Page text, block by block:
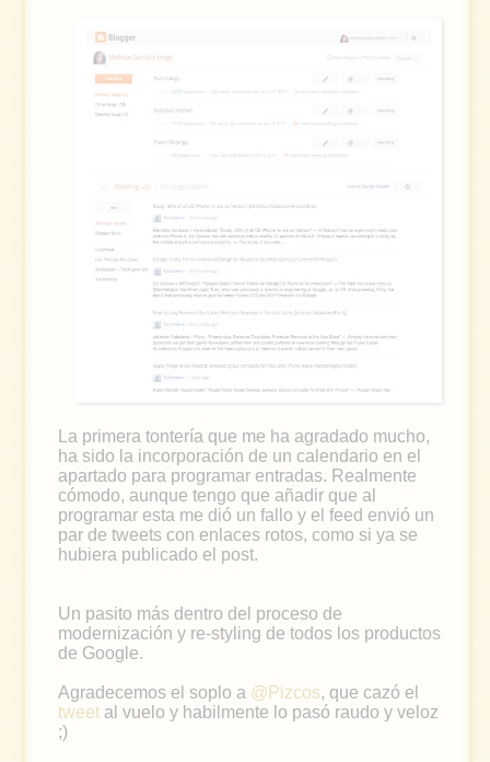
La primera tontería que me ha agradado mucho,
ha sido la incorporación de un calendario en el
apartado para programar entradas. Realmente
cómodo, aunque tengo que añadir que al
programar esta me dió un fallo y el feed envió un
par de tweets con enlaces rotos, como si ya se
hubiera publicado el post.
Un pasito más dentro del proceso de
modernización y re-styling de todos los productos
de Google.
Agradecemos el soplo a @Pizcos, que cazó el
tweet al vuelo y habilmente lo pasó raudo y veloz
;)